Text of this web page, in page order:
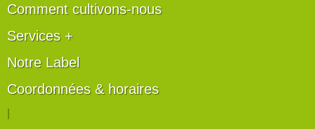
Comment cultivons-nous
Services +
Notre Label
Coordonnées & horaires